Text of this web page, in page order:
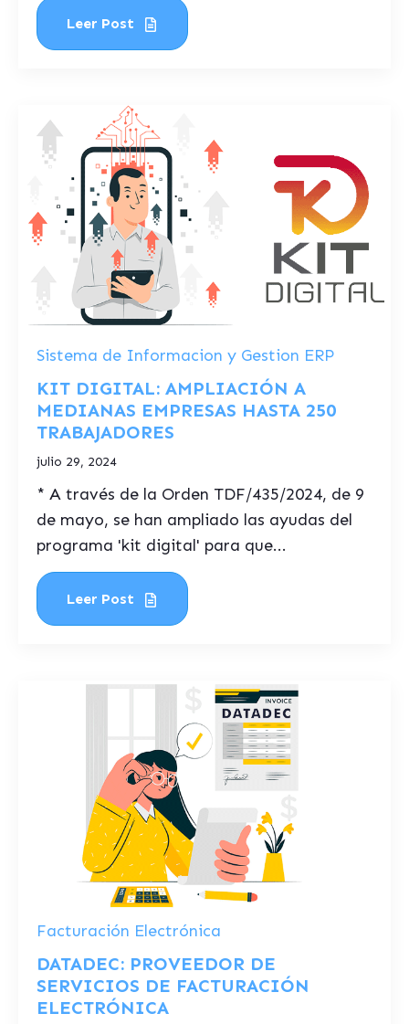
Leer Post
Sistema de Informacion y Gestion ERP
KIT DIGITAL: AMPLIACIÓN A
MEDIANAS EMPRESAS HASTA 250
TRABAJADORES
julio 29, 2024
* A través de la Orden TDF/435/2024, de 9
de mayo, se han ampliado las ayudas del
programa 'kit digital' para que...
Leer Post
Facturación Electrónica
DATADEC: PROVEEDOR DE
SERVICIOS DE FACTURACIÓN
ELECTRÓNICA